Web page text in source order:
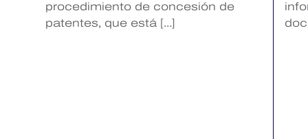
procedimiento de concesión de
patentes, que está […]